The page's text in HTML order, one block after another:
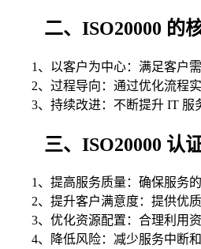
二、ISO20000 的核
1、以客户为中心：满足客户需
2、过程导向：通过优化流程实
3、持续改进：不断提升 IT 服
三、ISO20000 认
1、提高服务质量：确保服务的
2、提升客户满意度：提供优质
3、优化资源配置：合理利用资
4、降低风险：减少服务中断和